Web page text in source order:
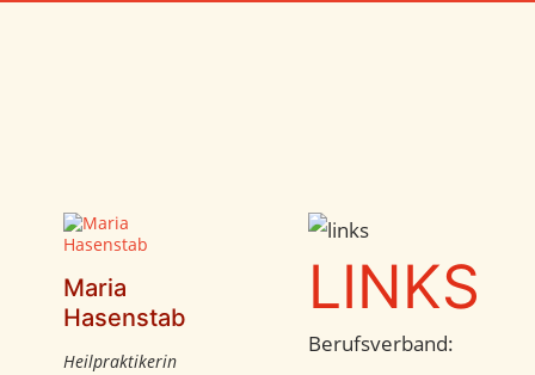
LINKS
Berufsverband:
Maria
Hasenstab
Heilpraktikerin